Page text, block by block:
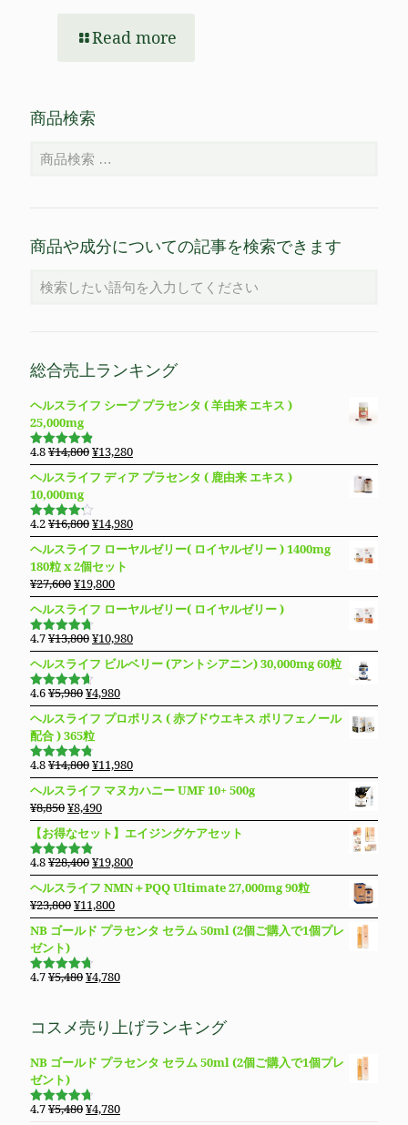
Read more
商品検索
商品や成分についての記事を検索できます
総合売上ランキング
ヘルスライフ シープ プラセンタ ( 羊由来 エキス )
25,000mg
5段階で
4.83の評
価
4.8¥14,800元
の
価
は
¥14,800
で
し
た。
¥13,280現
在
の
格
は
¥13,280
ヘルスライフ ディア プラセンタ ( 鹿由来 エキス )
10,000mg
5段階で
4.19の評
価
4.2¥16,800元
の
価
格
は
¥16,800
で
し
た。
¥14,980現
在
の
は
で
す。
ヘルスライフ ローヤルゼリー( ロイヤルゼリー ) 1400mg
180粒 x 2個セット
¥27,600元
の
価
格
は
¥27,600
で
し
た。
¥19,800現
在
価
格
は
¥19,800
で
す。
ヘルスライフ ローヤルゼリー( ロイヤルゼリー )
5段階で
4.69の評
価
4.7¥13,800元
の
価
格
は
¥13,800
で
し
た。
¥10,980現
在
の
格
は
す。
ヘルスライフ ビルベリー (アントシアニン) 30,000mg 60粒
5段階で
4.63の評
価
4.6¥5,980元
の
価
格
は
¥5,980
で
し
た。
¥4,980現
在
の
格
は
¥4,980
す。
ヘルスライフ プロポリス ( 赤ブドウエキス ポリフェノール
配合 ) 365粒
5段階で
4.76の評
価
4.8¥14,800元
の
価
格
は
¥14,800
で
し
た。
¥11,980現
在
の
格
¥11,980
で
ヘルスライフ マヌカハニー UMF 10+ 500g
¥8,850元
の
価
格
は
¥8,850
で
し
た。
¥8,490現
在
の
価
格
は
¥8,490
で
【お得なセット】エイジングケアセット
5段階で
4.83の評
価
4.8¥28,400元
の
価
格
は
で
し
¥19,800現
在
の
格
ヘルスライフ NMN＋PQQ Ultimate 27,000mg 90粒
¥23,800元
の
価
格
は
し
¥11,800現
在
の
格
で
NB ゴールド プラセンタ セラム 50ml (2個ご購入で1個プレ
ゼント)
5段階で
4.7¥5,480元
格
¥5,480
し
た。
¥4,780現
価
は
す。
コスメ売り上げランキング
NB ゴールド プラセンタ セラム 50ml (2個ご購入で1個プレ
ゼント)
5段階で
4.7¥5,480元
¥4,780現